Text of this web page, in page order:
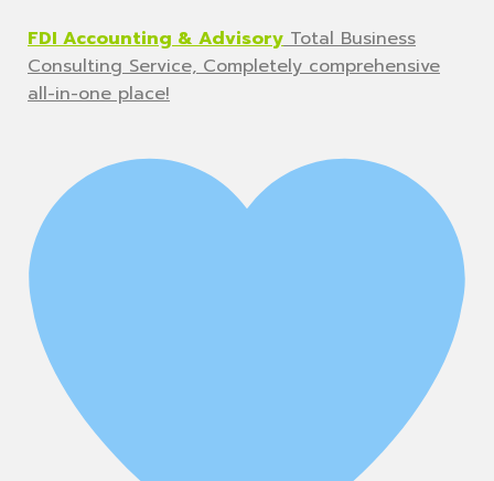
FDI Accounting & AdvisoryTotal Business
Consulting Service, Completely comprehensive
all-in-one place!